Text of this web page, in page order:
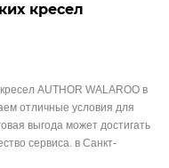
кресел
AUTHOR WALAROO в
отличные условия для
выгода может достигать
сервиса. в Санкт-